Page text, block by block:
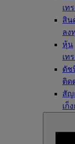
เท
สิน
ลง
หุ้น
เท
ดัช
ติด
สัญ
เก็